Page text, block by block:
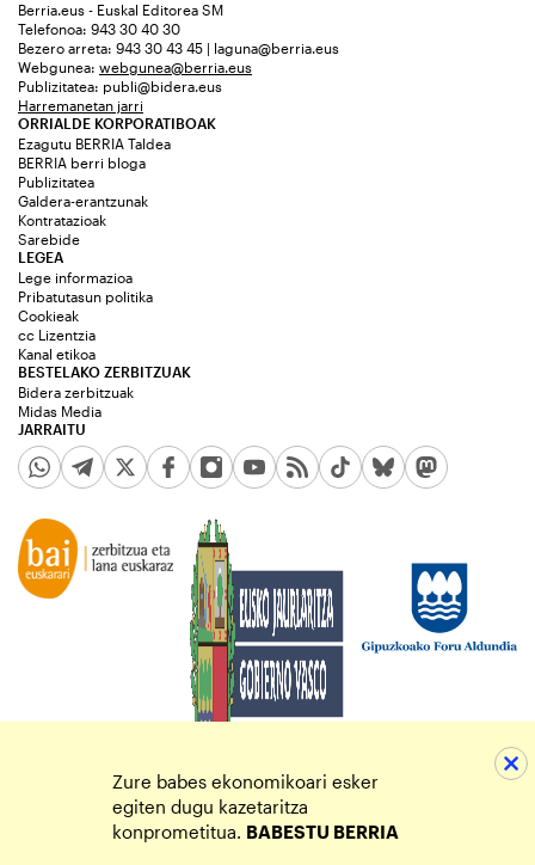
Berria.eus - Euskal Editorea SM
Telefonoa: 943 30 40 30
Bezero arreta: 943 30 43 45 | laguna@berria.eus
Webgunea: webgunea@berria.eus
Publizitatea: publi@bidera.eus
Harremanetan jarri
ORRIALDE KORPORATIBOAK
Ezagutu BERRIA Taldea
BERRIA berri bloga
Publizitatea
Galdera-erantzunak
Kontratazioak
Sarebide
JARRAITU
LEGEA
Lege informazioa
Pribatutasun politika
Cookieak
cc Lizentzia
Kanal etikoa
BESTELAKO ZERBITZUAK
Bidera zerbitzuak
Midas Media
Zure babes ekonomikoari esker
egiten dugu kazetaritza
konprometitua. BABESTU BERRIA